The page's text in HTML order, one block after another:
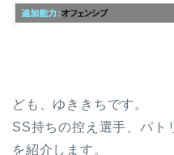
ども、ゆききちです。
SS持ちの控え選手、パト
を紹介します。